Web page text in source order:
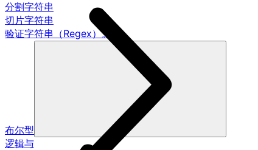
分割字符串
切片字符串
验证字符串（Regex）。
布尔型
逻辑与